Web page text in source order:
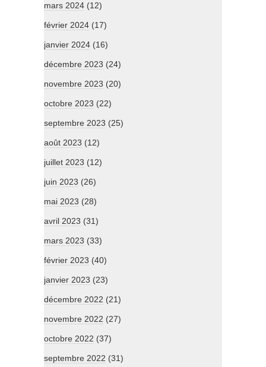
mars 2024 (12)
février 2024 (17)
janvier 2024 (16)
décembre 2023 (24)
novembre 2023 (20)
octobre 2023 (22)
septembre 2023 (25)
août 2023 (12)
juillet 2023 (12)
juin 2023 (26)
mai 2023 (28)
avril 2023 (31)
mars 2023 (33)
février 2023 (40)
janvier 2023 (23)
décembre 2022 (21)
novembre 2022 (27)
octobre 2022 (37)
septembre 2022 (31)